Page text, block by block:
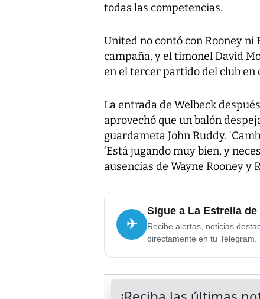
todas las competencias.
United no contó con Rooney ni
campaña, y el timonel David
en el tercer partido del club en
La entrada de Welbeck
aprovechó que un balón
guardameta John Ruddy.
‘Está jugando muy bien, y
ausencias de Wayne Rooney y
✈
Sigue a La Estrella
Recibe alertas, noticias
directamente en tu Telegram.